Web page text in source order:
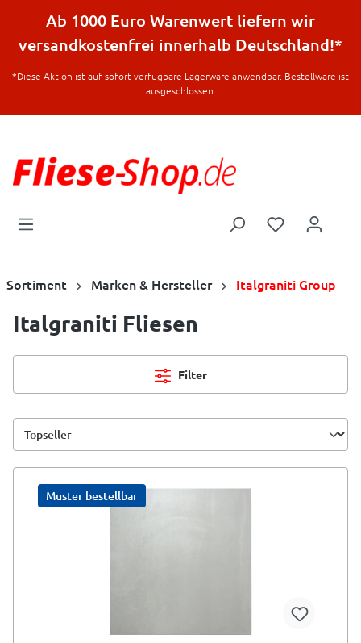
springen
Ab 1000 Euro Warenwert liefern wir
versandkostenfrei innerhalb Deutschland!*
*Diese Aktion ist auf sofort verfügbare Lagerware anwendbar. Bestellware ist
ausgeschlossen.
Sortiment Marken & Hersteller Italgraniti Group
Italgraniti Fliesen
Filter
Muster bestellbar